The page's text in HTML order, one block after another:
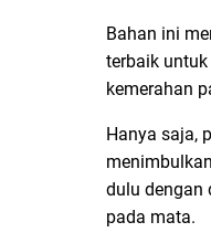
Bahan ini
terbaik
kemerahan
Hanya saja,
dulu dengan
pada mata.